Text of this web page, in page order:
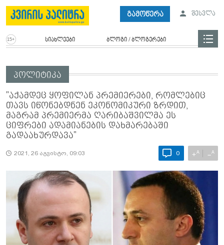
გამოწერა შესვლა
სიახლეები ბლოგი / ბლოგერები
პოლიტიკა
"აქამდეც ყოფილან პრემიერები, რომლებიც
თავს იწონებდნენ ეკონომიკური ზრდით,
მაგრამ პრემიერმა ღარიბაშვილმა ეს
ციფრები ადამიანების დახმარებაში
გადაახურდავა"
2021, 26 აგვისტო, 09:03 0 +A −A